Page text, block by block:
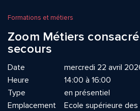
Formations et métiers
Zoom Métiers
secours
Date
mercredi 22 avril
Heure
14:00 à 16:00
Type
en présentiel
Emplacement
Ecole supérieure